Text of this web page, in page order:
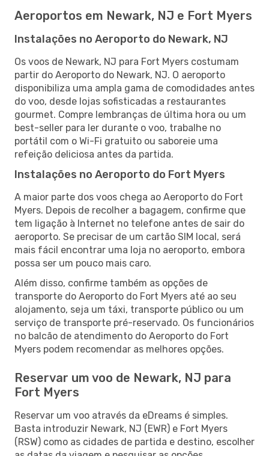
Aeroportos em Newark, NJ e Fort Myers
Instalações no Aeroporto do Newark, NJ
Os voos de Newark, NJ para Fort Myers costumam
partir do Aeroporto do Newark, NJ. O aeroporto
disponibiliza uma ampla gama de comodidades antes
do voo, desde lojas sofisticadas a restaurantes
gourmet. Compre lembranças de última hora ou um
best-seller para ler durante o voo, trabalhe no
portátil com o Wi-Fi gratuito ou saboreie uma
refeição deliciosa antes da partida.
Instalações no Aeroporto do Fort Myers
A maior parte dos voos chega ao Aeroporto do Fort
Myers. Depois de recolher a bagagem, confirme que
tem ligação à Internet no telefone antes de sair do
aeroporto. Se precisar de um cartão SIM local, será
mais fácil encontrar uma loja no aeroporto, embora
possa ser um pouco mais caro.
Além disso, confirme também as opções de
transporte do Aeroporto do Fort Myers até ao seu
alojamento, seja um táxi, transporte público ou um
serviço de transporte pré-reservado. Os funcionários
no balcão de atendimento do Aeroporto do Fort
Myers podem recomendar as melhores opções.
Reservar um voo de Newark, NJ para
Fort Myers
Reservar um voo através da eDreams é simples.
Basta introduzir Newark, NJ (EWR) e Fort Myers
(RSW) como as cidades de partida e destino, escolher